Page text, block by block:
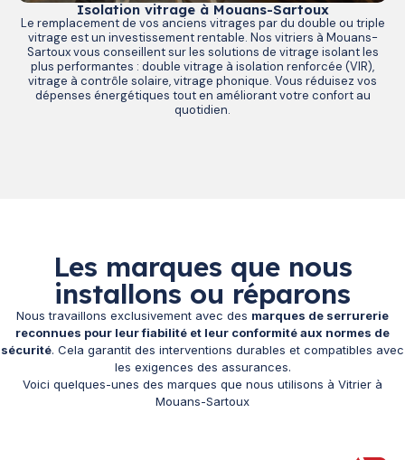
Isolation vitrage à Mouans-Sartoux
Le remplacement de vos anciens vitrages par du double ou triple
vitrage est un investissement rentable. Nos vitriers à Mouans-
Sartoux vous conseillent sur les solutions de vitrage isolant les
plus performantes : double vitrage à isolation renforcée (VIR),
vitrage à contrôle solaire, vitrage phonique. Vous réduisez vos
dépenses énergétiques tout en améliorant votre confort au
quotidien.
Les marques que nous
installons ou réparons
Nous travaillons exclusivement avec des marques de serrurerie
reconnues pour leur fiabilité et leur conformité aux normes de
sécurité. Cela garantit des interventions durables et compatibles avec
les exigences des assurances.
Voici quelques-unes des marques que nous utilisons à Vitrier à
Mouans-Sartoux